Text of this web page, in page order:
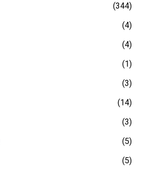
(344)
(4)
(4)
(1)
(3)
(14)
(3)
(5)
(5)